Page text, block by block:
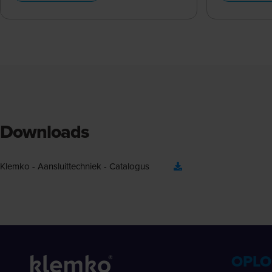
Downloads
Klemko - Aansluittechniek - Catalogus